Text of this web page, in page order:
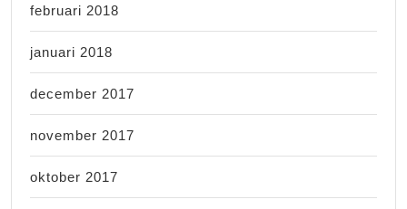
februari 2018
januari 2018
december 2017
november 2017
oktober 2017